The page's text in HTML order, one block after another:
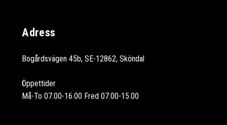
Adress
Bogårdsvägen 45b, SE-12862, Sköndal
Öppettider
Må-To 07.00-16.00 Fred 07.00-15.00